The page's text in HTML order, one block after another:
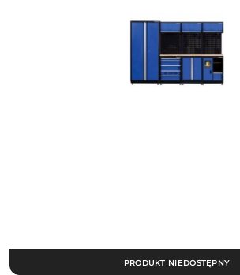
PRODUKT NIEDOSTĘPNY